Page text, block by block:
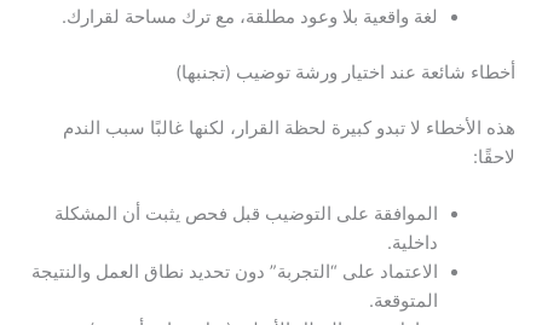
لغة واقعية بلا وعود مطلقة، مع ترك مساحة لقرارك.
أخطاء شائعة عند اختيار ورشة توضيب (تجنبها)
هذه الأخطاء لا تبدو كبيرة لحظة القرار، لكنها غالبًا سبب الندم
لاحقًا:
الموافقة على التوضيب قبل فحص يثبت أن المشكلة
داخلية.
الاعتماد على “التجربة” دون تحديد نطاق العمل والنتيجة
المتوقعة.